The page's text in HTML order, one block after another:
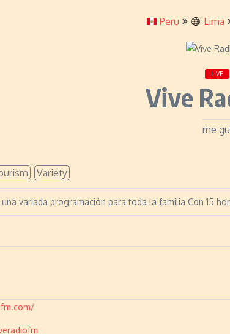
Peru Lima
LIVE
Vive
me
Variety
una variada programación para toda la familia Con 15